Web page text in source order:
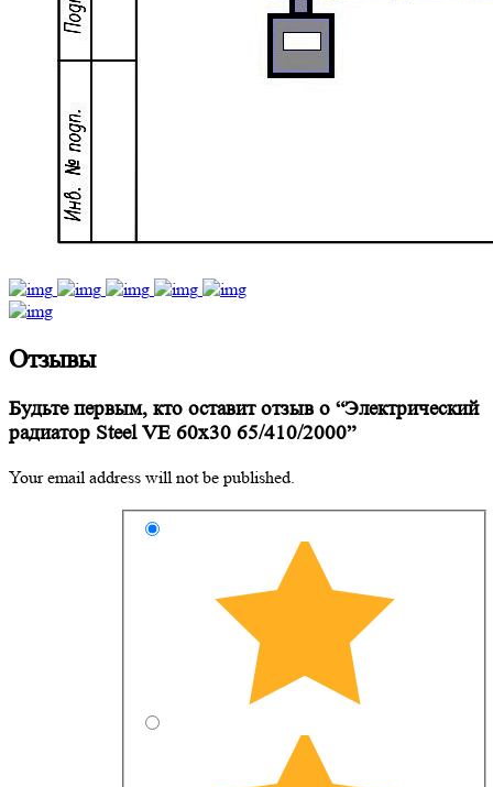
Отзывы
Будьте первым, кто оставит отзыв о “Электрический
радиатор Steel VE 60х30 65/410/2000”
Your email address will not be published.